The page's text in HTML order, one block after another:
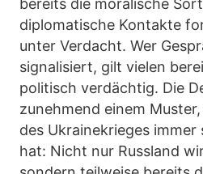
bereits die moralische
diplomatische Kontakte
unter Verdacht. Wer
signalisiert, gilt vielen
politisch verdächtig. Die
zunehmend einem
des Ukrainekrieges
hat: Nicht nur Russland